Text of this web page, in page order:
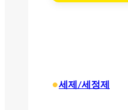
•세제/세정제